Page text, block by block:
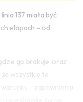
137 miała być
etapach – od
go brakuje, oraz
wszystkie te